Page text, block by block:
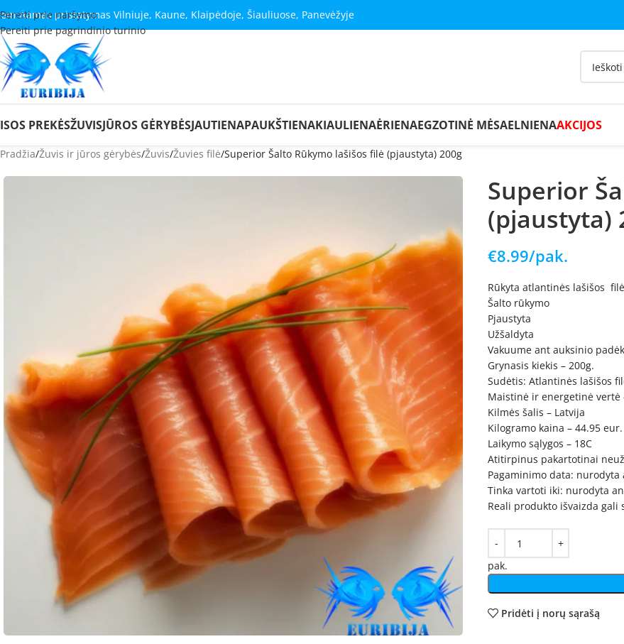
Pereiti prie naršymo
Pereiti prie pagrindinio turinio
pristatymas Vilniuje, Kaune, Klaipėdoje, Šiauliuose, Panevėžyje
PREKĖSŽUVISJŪROS GĖRYBĖSJAUTIENAPAUKŠTIENAKIAULIENAĖRIENAEGZOTINĖ MĖSAELNIENAAKCIJOS
Pradžia Žuvis ir jūros gėrybės Žuvis Žuvies filė Superior Šalto Rūkymo lašišos filė (pjaustyta) 200g
Superior
(pjaustyta)
€8.99/pak.
Rūkyta atlantinės lašišos
Šalto rūkymo
Pjaustyta
Užšaldyta
Vakuume ant auksinio
Grynasis kiekis – 200g.
Sudėtis: Atlantinės lašišos
Maistinė ir energetinė
Kilmės šalis – Latvija
Kilogramo kaina – 44.95 eur.
Laikymo sąlygos – 18C
Atitirpinus pakartotinai
Pagaminimo data: nurodyta
Tinka vartoti iki: nurodyta
Reali produkto išvaizda
pak.
Pridėti į norų sąrašą